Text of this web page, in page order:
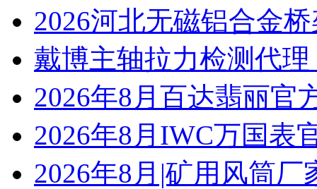
2026河北无磁铝合金
戴博主轴拉力检测代
2026年8月百达翡丽官
2026年8月IWC万国表
2026年8月|矿用风筒厂